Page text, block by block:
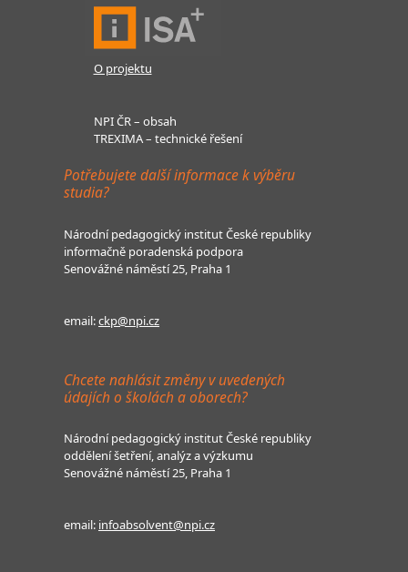
O projektu
NPI ČR – obsah
TREXIMA – technické řešení
Potřebujete další informace k výběru
studia?
Národní pedagogický institut České republiky
informačně poradenská podpora
Senovážné náměstí 25, Praha 1
email:ckp@npi.cz
Chcete nahlásit změny v uvedených
údajích o školách a oborech?
Národní pedagogický institut České republiky
oddělení šetření, analýz a výzkumu
Senovážné náměstí 25, Praha 1
email: infoabsolvent@npi.cz